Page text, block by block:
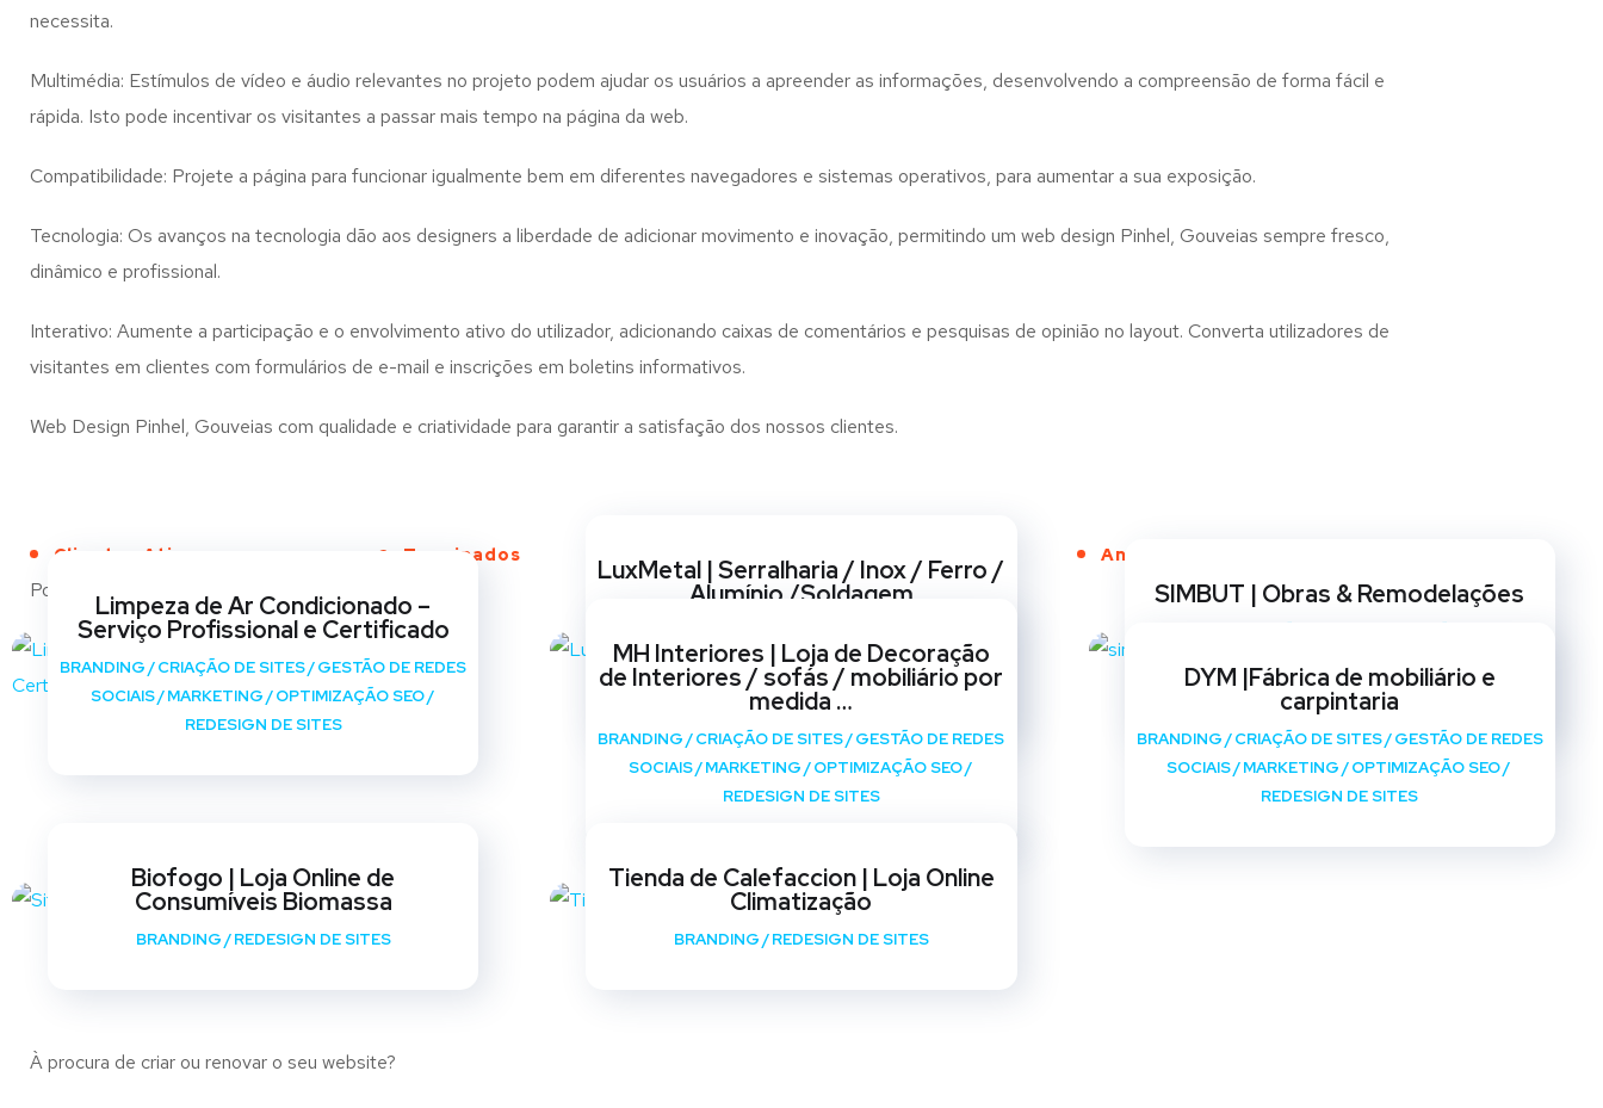
necessita.
Multimédia: Estímulos de vídeo e áudio relevantes no projeto podem ajudar os usuários a apreender as informações, desenvolvendo a compreensão de forma fácil e
rápida. Isto pode incentivar os visitantes a passar mais tempo na página da web.
Compatibilidade: Projete a página para funcionar igualmente bem em diferentes navegadores e sistemas operativos, para aumentar a sua exposição.
Tecnologia: Os avanços na tecnologia dão aos designers a liberdade de adicionar movimento e inovação, permitindo um web design Pinhel, Gouveias sempre fresco,
dinâmico e profissional.
Interativo: Aumente a participação e o envolvimento ativo do utilizador, adicionando caixas de comentários e pesquisas de opinião no layout. Converta utilizadores de
visitantes em clientes com formulários de e-mail e inscrições em boletins informativos.
Web Design Pinhel, Gouveias com qualidade e criatividade para garantir a satisfação dos nossos clientes.
Clientes Ativos Terminados Anos de Serviço
Portfólio
Limpeza de Ar Condicionado –
Serviço Profissional e Certificado
BRANDING/CRIAÇÃO DE SITES/GESTÃO DE REDES
SOCIAIS/MARKETING/OPTIMIZAÇÃO SEO/
REDESIGN DE SITES
LuxMetal | Serralharia / Inox / Ferro /
Alumínio /Soldagem
SOCIAIS/ MARKETING/OPTIMIZAÇÃO SEO/
REDESIGN DE SITES
SIMBUT | Obras & Remodelações
REDESIGN DE SITES
MH Interiores | Loja de Decoração
de Interiores / sofás / mobiliário por
medida …
BRANDING /CRIAÇÃO DE SITES/GESTÃO DE REDES
SOCIAIS/MARKETING/OPTIMIZAÇÃO SEO/
REDESIGN DE SITES
DYM |Fábrica de mobiliário e
carpintaria
BRANDING/CRIAÇÃO DE SITES/GESTÃO DE REDES
SOCIAIS/MARKETING/OPTIMIZAÇÃO SEO/
REDESIGN DE SITES
Biofogo | Loja Online de
Consumíveis Biomassa
BRANDING/REDESIGN DE SITES
Tienda de Calefaccion | Loja Online
Climatização
BRANDING/REDESIGN DE SITES
À procura de criar ou renovar o seu website?